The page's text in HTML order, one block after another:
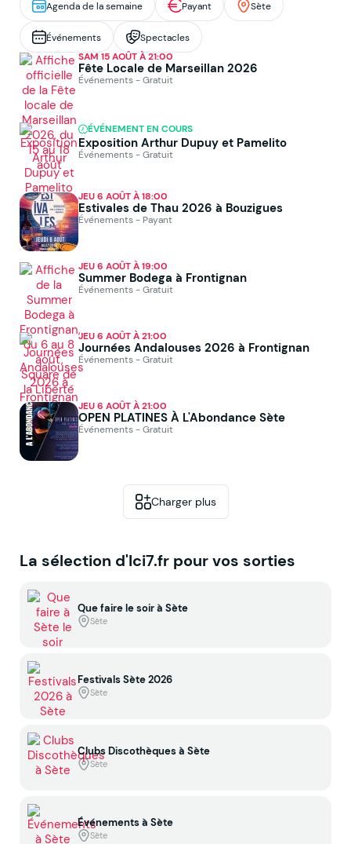
Agenda de la semaine Payant Sète
Événements Spectacles
SAM 15 AOÛT À 21:00
Fête Locale de Marseillan 2026
Événements - Gratuit
ÉVÉNEMENT EN COURS
Exposition Arthur Dupuy et Pamelito
Événements - Gratuit
JEU 6 AOÛT À 18:00
Estivales de Thau 2026 à Bouzigues
Événements - Payant
JEU 6 AOÛT À 19:00
Summer Bodega à Frontignan
Événements - Gratuit
JEU 6 AOÛT À 21:00
Journées Andalouses 2026 à Frontignan
Événements - Gratuit
JEU 6 AOÛT À 21:00
OPEN PLATINES À L'Abondance Sète
Événements - Gratuit
Charger plus
La sélection d'Ici7.fr pour vos sorties
Que faire le soir à Sète
Sète
Festivals Sète 2026
Sète
Clubs Discothèques à Sète
Sète
Événements à Sète
Sète